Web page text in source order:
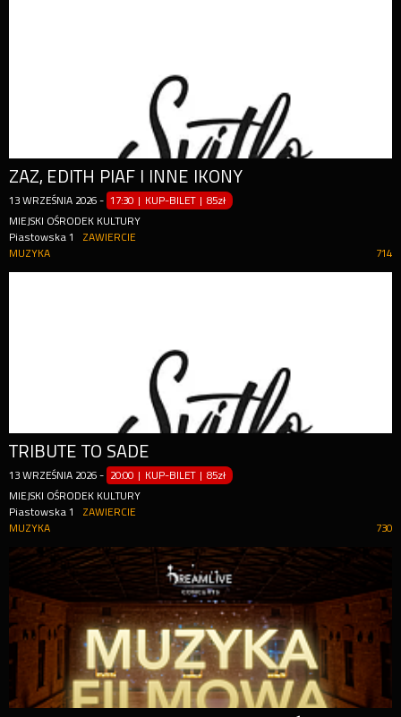
ZAZ, EDITH PIAF I INNE IKONY
13 WRZEŚNIA 2026 - 17:30 | KUP-BILET |85zł
MIEJSKI OŚRODEK KULTURY
Piastowska 1
ZAWIERCIE
714
MUZYKA
TRIBUTE TO SADE
13 WRZEŚNIA 2026 - 20:00 | KUP-BILET |85zł
MIEJSKI OŚRODEK KULTURY
Piastowska 1
ZAWIERCIE
730
MUZYKA